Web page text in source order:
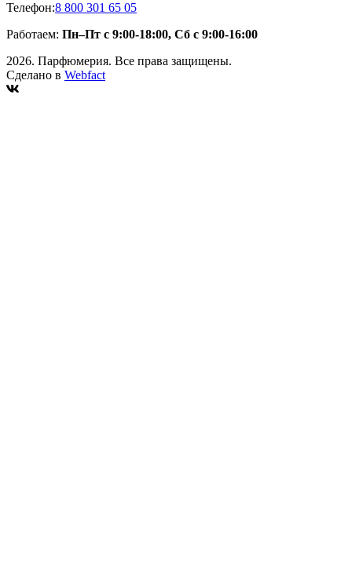
Телефон:8 800 301 65 05
Работаем: Пн–Пт с 9:00-18:00, Сб с 9:00-16:00
2026. Парфюмерия. Все права защищены.
Сделано в Webfact